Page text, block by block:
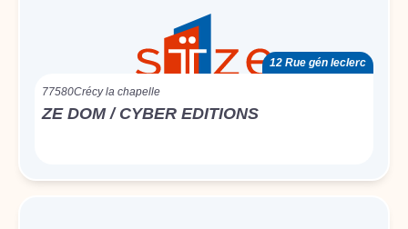
12 Rue gén leclerc
77580Crécy la chapelle
ZE DOM / CYBER EDITIONS